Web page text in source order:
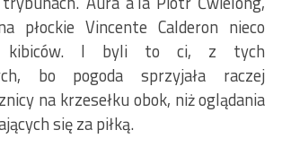
płockie Vincente Calderon nieco
kibiców. I byli to ci, z tych
bo pogoda sprzyjała raczej
na krzesełku obok, niż oglądania
się za piłką.